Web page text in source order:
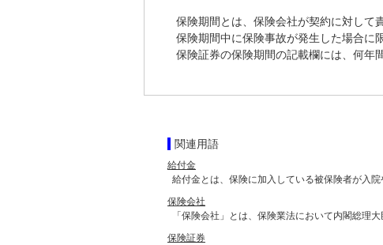
保険期間とは、保険会社が契約に対して
保険期間中に保険事故が発生した場合に
保険証券の保険期間の記載欄には、何年
関連用語
給付金
給付金とは、保険に加入している被保険者が入
保険会社
「保険会社」とは、保険業法において内閣総理
保険証券